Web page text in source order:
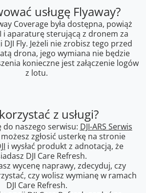
usługę Flyaway?
Coverage była dostępna, powiąż
i aparaturę sterującą z dronem za
Fly. Jeżeli nie zrobisz tego przed
drona, jego wymiana nie będzie
konieczne jest załączenie logów
z lotu.
z usługi?
do naszego serwisu: DJI-ARS Serwis
zgłosić usterkę na stronie
i wysłać produkt z adnotacją, że
DJI Care Refresh.
wycenę naprawy, zdecyduj, czy
czy wolisz wymianę w ramach
DJI Care Refresh.